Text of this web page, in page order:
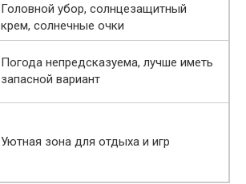
Головной убор, солнцезащитный
крем, солнечные очки
Погода непредсказуема, лучше иметь
запасной вариант
Уютная зона для отдыха и игр